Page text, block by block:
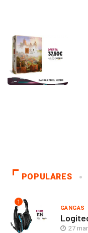
POPULARES
1
GANGAS
27